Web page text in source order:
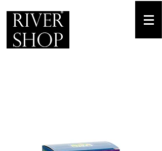
Envíos gratuitos